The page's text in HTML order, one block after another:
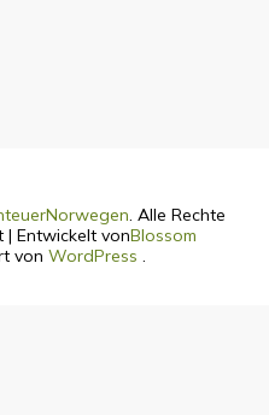
. Alle Rechte
| Entwickelt vonBlossom
von WordPress .